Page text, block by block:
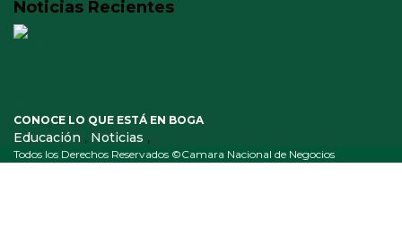
Noticias Recientes
CONOCE LO QUE ESTÁ EN BOGA
Educación , Noticias ,
Todos los Derechos Reservados ©Camara Nacional de Negocios